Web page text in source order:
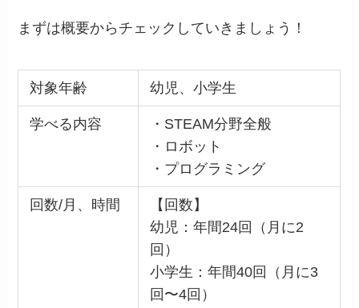
まずは概要からチェックしていきましょう！
対象年齢 幼児、小学生
学べる内容
・STEAM分野全般
・ロボット
・プログラミング
回数/月、時間
【回数】
幼児：年間24回（月に2
回）
小学生：年間40回（月に3
回〜4回）